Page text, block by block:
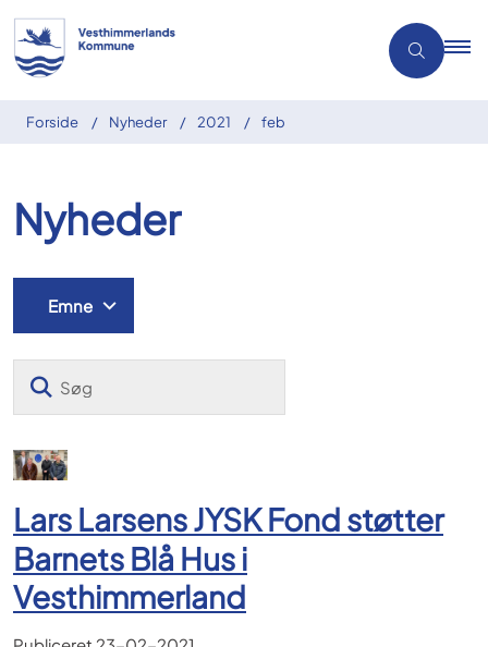
Forside Nyheder 2021 feb
Nyheder
Emne
Lars Larsens JYSK Fond støtter
Barnets Blå Hus i
Vesthimmerland